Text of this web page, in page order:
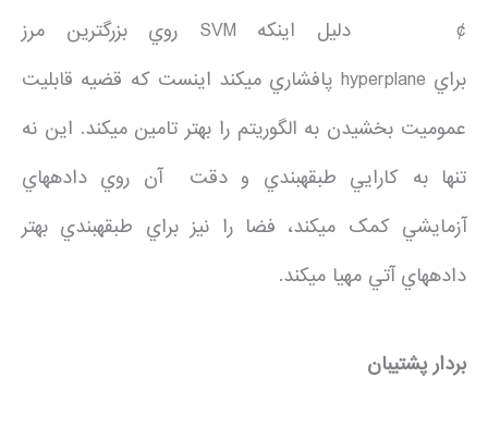
¢ دليل اينکه SVM روي بزرگ­ترين مرز
براي hyperplane پافشاري مي­کند اين­ست که قضيه قابليت
عموميت بخشيدن به الگوريتم را بهتر تامين مي­کند. اين نه
تنها به کارايي طبقه­بندي و دقت آن روي داده­هاي
آزمايشي کمک مي­کند، فضا را نيز براي طبقه­بندي بهتر
داده­هاي آتي مهيا مي­کند.
بردار پشتيبان